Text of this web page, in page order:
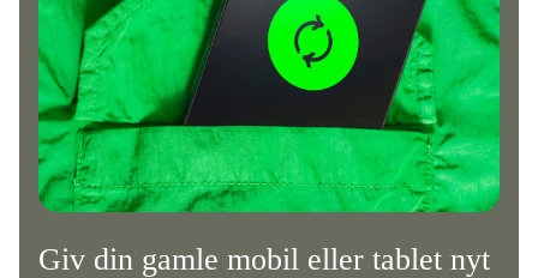
Giv din gamle mobil eller tablet nyt